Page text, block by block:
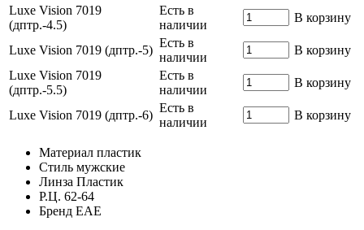
Luxe Vision 7019
(дптр.-4.5)
Есть в
наличии
В корзину
Luxe Vision 7019 (дптр.-5)
Есть в
наличии
В корзину
Luxe Vision 7019
(дптр.-5.5)
Есть в
наличии
В корзину
Luxe Vision 7019 (дптр.-6)
Есть в
наличии
В корзину
Материал пластик
Стиль мужские
Линза Пластик
Р.Ц. 62-64
Бренд ЕАЕ